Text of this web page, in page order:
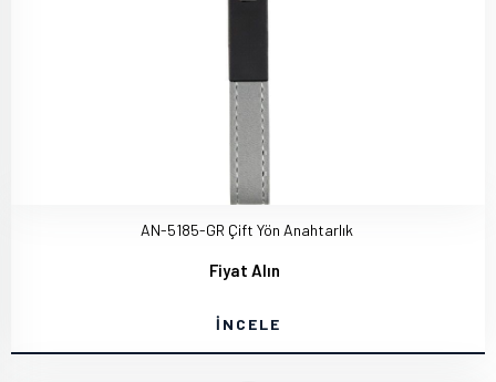
AN-5185-GR Çift Yön Anahtarlık
Fiyat Alın
İNCELE